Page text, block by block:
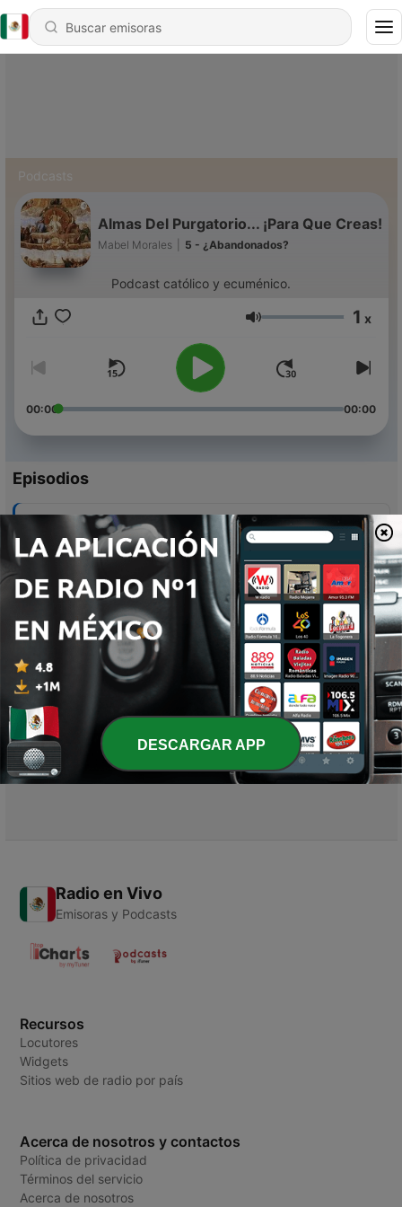
Podcasts
Almas Del Purgatorio... ¡Para Que Creas!
Mabel Morales 5 - ¿Abandonados?
Podcast católico y ecuménico.
Volumen 1 x
00:00 00:00
Episodios
¿Abandonados?
08 nov. 2023
4 - De pro-abortista a pro-vida
07 ago. 2021
3 - Meditación vs. Rezos
11 abr. 2021
2 - Vativisión: el "Netflix"católico
10 abr. 2021
1 - Almas Del Purgatorio... ¡Para Que Creas! (Trailer)
10 jun. 2020
Radio en Vivo
Emisoras y Podcasts
Recursos
Locutores
Widgets
Sitios web de radio por país
Acerca de nosotros y contactos
Política de privacidad
Términos del servicio
Acerca de nosotros
DESCARGAR APP